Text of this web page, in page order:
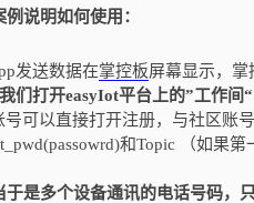
说明如何使用：
发送数据在掌控板屏幕显示，掌
们打开easyIot平台上的”工作间“
可以直接打开注册，与社区账号
和Topic （如果
是多个设备通讯的电话号码，